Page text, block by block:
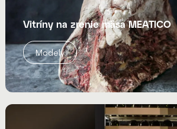
Vitríny na zrenie mäsa MEATICO
Modely